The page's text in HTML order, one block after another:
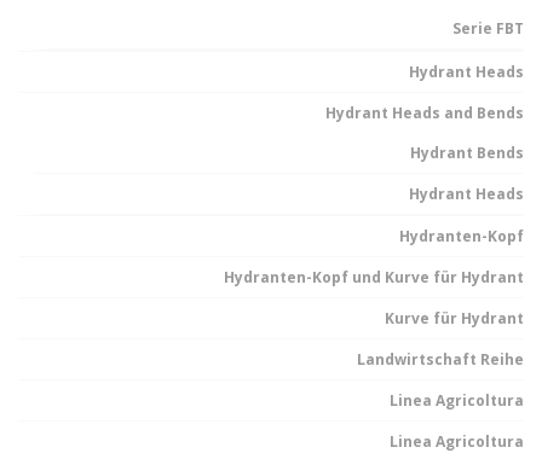
Serie FBT
Hydrant Heads
Hydrant Heads and Bends
Hydrant Bends
Hydrant Heads
Hydranten-Kopf
Hydranten-Kopf und Kurve für Hydrant
Kurve für Hydrant
Landwirtschaft Reihe
Linea Agricoltura
Linea Agricoltura